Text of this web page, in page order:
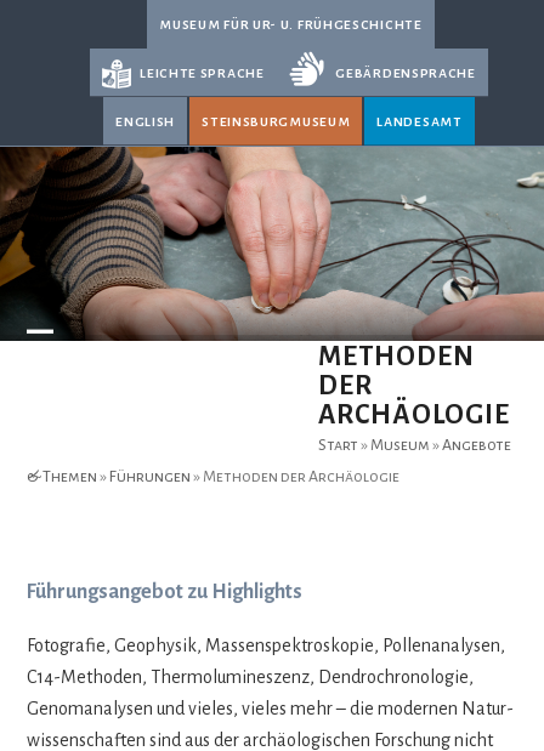
museum für ur- u. frühgeschichte
leichte sprache gebärdensprache
english steinsburgmuseum landesamt
METHODEN
DER
ARCHÄOLOGIE
Start » Museum »Angebote
& Themen » Führungen » Methoden der Archäologie
Führungsangebot zu Highlights
Foto­gra­fie, Geo­phy­sik, Mas­sen­spek­tro­sko­pie, Pol­len­ana­ly­sen,
C14-Metho­den, Ther­mo­lu­mi­nes­zenz, Den­dro­chro­no­lo­gie,
Genom­ana­ly­sen und vie­les, vie­les mehr – die moder­nen Natur­
wis­sen­schaf­ten sind aus der archäo­lo­gi­schen For­schung nicht